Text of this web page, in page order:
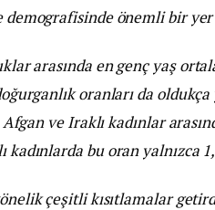
önemli bir
arasında en genç yaş
oranları da
ve Iraklı kadınlar
bu oran yalnızca
çeşitli kısıtlamalar